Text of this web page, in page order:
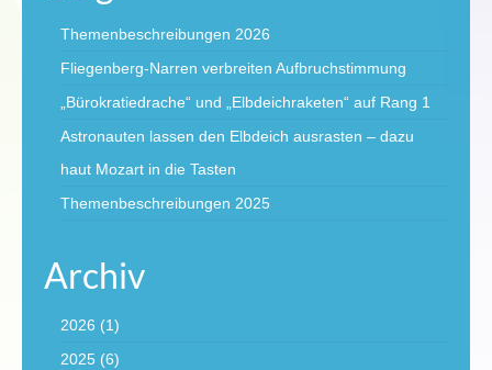
Themenbeschreibungen 2026
Fliegenberg-Narren verbreiten Aufbruchstimmung
„Bürokratiedrache“ und „Elbdeichraketen“ auf Rang 1
Astronauten lassen den Elbdeich ausrasten – dazu
haut Mozart in die Tasten
Themenbeschreibungen 2025
Archiv
2026 (1)
2025 (6)